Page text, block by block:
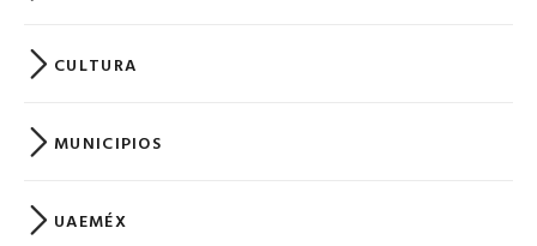
CULTURA
MUNICIPIOS
UAEMÉX